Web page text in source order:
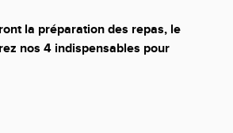
la préparation des repas, le
nos 4 indispensables pour